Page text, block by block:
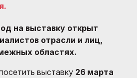
на выставку открыт
отрасли и лиц,
областях.
выставку 26 марта